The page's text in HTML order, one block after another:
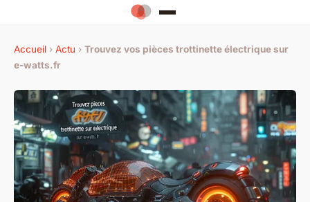
Accueil › Actu › Trouvez vos pièces trottinette électrique sur
e-watts.fr